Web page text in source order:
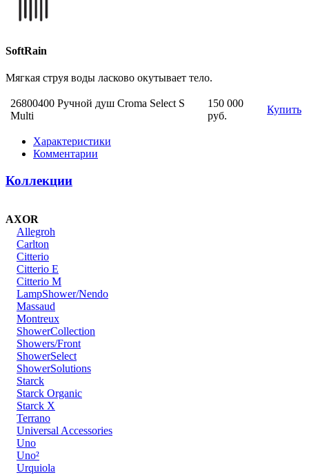
SoftRain
Мягкая струя воды ласково окутывает тело.
26800400 Ручной душ Croma Select S
Multi
150 000
руб.
Купить
Характеристики
Комментарии
Коллекции
AXOR
Allegroh
Carlton
Citterio
Citterio E
Citterio M
LampShower/Nendo
Massaud
Montreux
ShowerCollection
Showers/Front
ShowerSelect
ShowerSolutions
Starck
Starck Organic
Starck X
Terrano
Universal Accessories
Uno
Uno²
Urquiola